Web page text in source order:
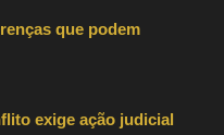
que podem
exige ação judicial